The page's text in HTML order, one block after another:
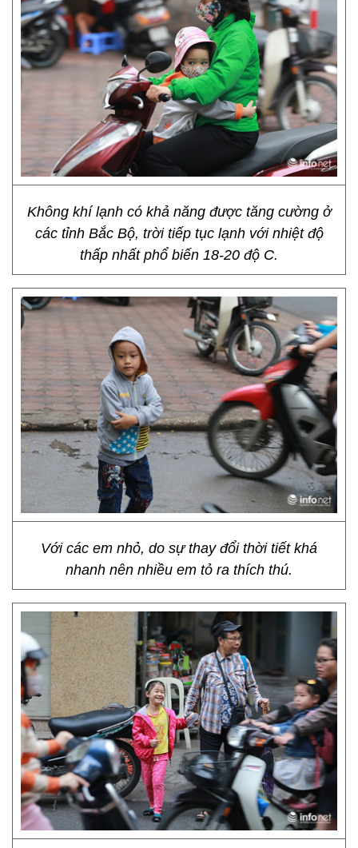
Không khí lạnh có khả năng được tăng cường ở
các tỉnh Bắc Bộ, trời tiếp tục lạnh với nhiệt độ
thấp nhất phổ biến 18-20 độ C.
Với các em nhỏ, do sự thay đổi thời tiết khá
nhanh nên nhiều em tỏ ra thích thú.